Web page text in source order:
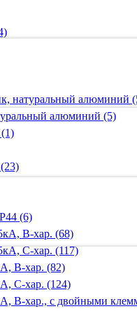
натуральный алюминий
алюминий (5)
(6)
B-хар. (68)
C-хар. (117)
B-хар. (82)
С-хар. (124)
B-хар., с двойными